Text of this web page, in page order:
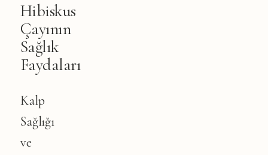
Hibiskus
Çayının
Sağlık
Faydaları
Kalp
Sağlığı
ve